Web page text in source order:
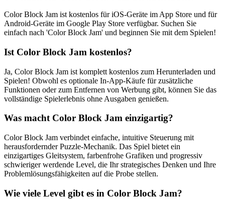
Color Block Jam ist kostenlos für iOS-Geräte im App Store und für
Android-Geräte im Google Play Store verfügbar. Suchen Sie
einfach nach 'Color Block Jam' und beginnen Sie mit dem Spielen!
Ist Color Block Jam kostenlos?
Ja, Color Block Jam ist komplett kostenlos zum Herunterladen und
Spielen! Obwohl es optionale In-App-Käufe für zusätzliche
Funktionen oder zum Entfernen von Werbung gibt, können Sie das
vollständige Spielerlebnis ohne Ausgaben genießen.
Was macht Color Block Jam einzigartig?
Color Block Jam verbindet einfache, intuitive Steuerung mit
herausfordernder Puzzle-Mechanik. Das Spiel bietet ein
einzigartiges Gleitsystem, farbenfrohe Grafiken und progressiv
schwieriger werdende Level, die Ihr strategisches Denken und Ihre
Problemlösungsfähigkeiten auf die Probe stellen.
Wie viele Level gibt es in Color Block Jam?